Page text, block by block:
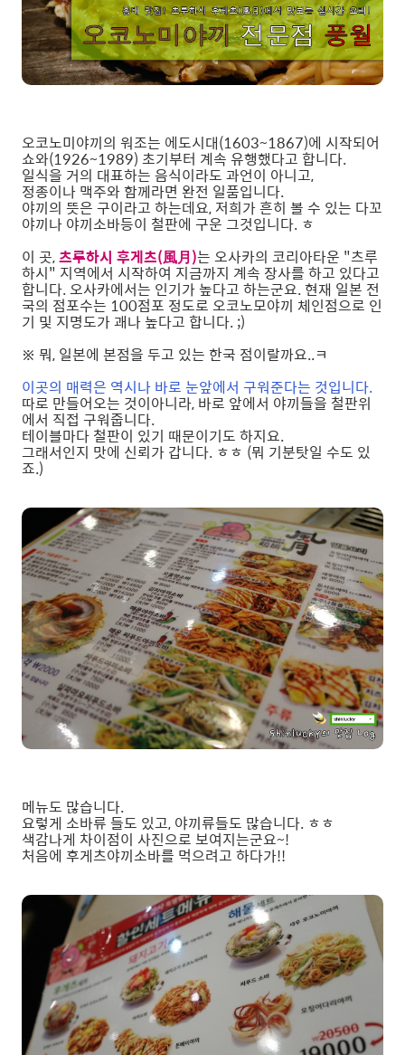
오코노미야끼의 워조는 에도시대(1603~1867)에 시작되어
쇼와(1926~1989) 초기부터 계속 유행했다고 합니다.
일식을 거의 대표하는 음식이라도 과언이 아니고,
정종이나 맥주와 함께라면 완전 일품입니다.
야끼의 뜻은 구이라고 하는데요, 저희가 흔히 볼 수 있는 다꼬
야끼나 야끼소바등이 철판에 구운 그것입니다. ㅎ
이 곳,츠루하시 후게츠(風月)는 오사카의 코리아타운 "츠루
하시" 지역에서 시작하여 지금까지 계속 장사를 하고 있다고
합니다. 오사카에서는 인기가 높다고 하는군요. 현재 일본 전
국의 점포수는 100점포 정도로 오코노모야끼 체인점으로 인
기 및 지명도가 괘나 높다고 합니다. ;)
※ 뭐, 일본에 본점을 두고 있는 한국 점이랄까요..ㅋ
이곳의 매력은 역시나 바로 눈앞에서 구워준다는 것입니다.
따로 만들어오는 것이아니라, 바로 앞에서 야끼들을 철판위
에서 직접 구워줍니다.
테이블마다 철판이 있기 때문이기도 하지요.
그래서인지 맛에 신뢰가 갑니다. ㅎㅎ (뭐 기분탓일 수도 있
죠.)
메뉴도 많습니다.
요렇게 소바류 들도 있고, 야끼류들도 많습니다. ㅎㅎ
색감나게 차이점이 사진으로 보여지는군요~!
처음에 후게츠야끼소바를 먹으려고 하다가!!